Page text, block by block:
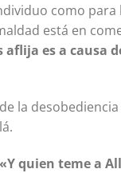
como para
está en
es a causa
la
«Y quien teme a